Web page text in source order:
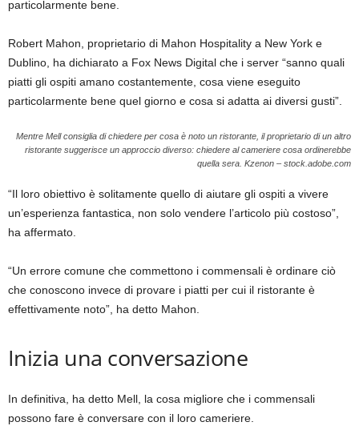
particolarmente bene.
Robert Mahon, proprietario di Mahon Hospitality a New York e
Dublino, ha dichiarato a Fox News Digital che i server “sanno quali
piatti gli ospiti amano costantemente, cosa viene eseguito
particolarmente bene quel giorno e cosa si adatta ai diversi gusti”.
Mentre Mell consiglia di chiedere per cosa è noto un ristorante, il proprietario di un altro
ristorante suggerisce un approccio diverso: chiedere al cameriere cosa ordinerebbe
quella sera. Kzenon – stock.adobe.com
“Il loro obiettivo è solitamente quello di aiutare gli ospiti a vivere
un’esperienza fantastica, non solo vendere l’articolo più costoso”,
ha affermato.
“Un errore comune che commettono i commensali è ordinare ciò
che conoscono invece di provare i piatti per cui il ristorante è
effettivamente noto”, ha detto Mahon.
Inizia una conversazione
In definitiva, ha detto Mell, la cosa migliore che i commensali
possono fare è conversare con il loro cameriere.